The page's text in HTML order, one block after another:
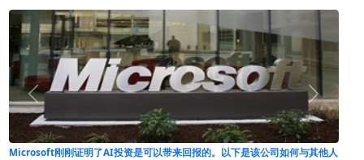
Microsoft刚刚证明了AI投资是可以带来回报的。以下是该公司如何与其他人